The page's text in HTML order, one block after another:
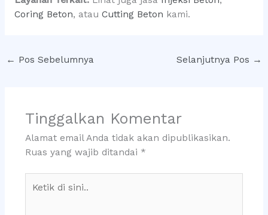
Coring Beton, atau Cutting Beton kami.
← Pos Sebelumnya Selanjutnya Pos →
Tinggalkan Komentar
Alamat email Anda tidak akan dipublikasikan.
Ruas yang wajib ditandai *